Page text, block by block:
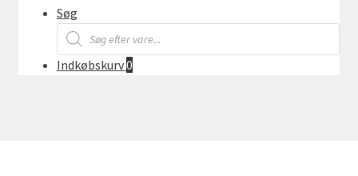
Søg
Products
search
Indkøbskurv0